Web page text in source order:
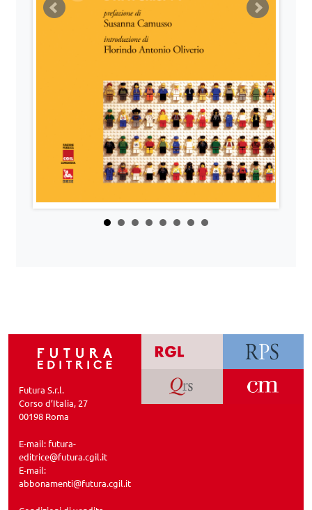
Futura S.r.l.
Corso d’Italia, 27
00198 Roma
E-mail: futura-
editrice@futura.cgil.it
E-mail:
abbonamenti@futura.cgil.it